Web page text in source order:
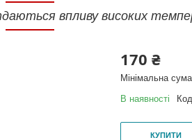
впливу високих
170 ₴
Мінімальна
В наявності
КУПИТИ